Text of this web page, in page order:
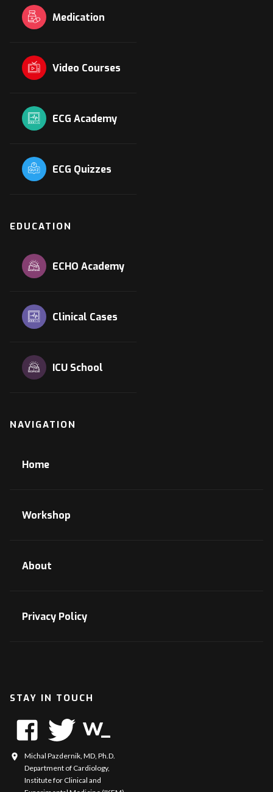
Medication
Video Courses
ECG Academy
ECG Quizzes
EDUCATION
ECHO Academy
Clinical Cases
ICU School
NAVIGATION
Home
Workshop
About
Privacy Policy
STAY IN TOUCH
Michal Pazdernik, MD, Ph.D.
Department of Cardiology,
Institute for Clinical and